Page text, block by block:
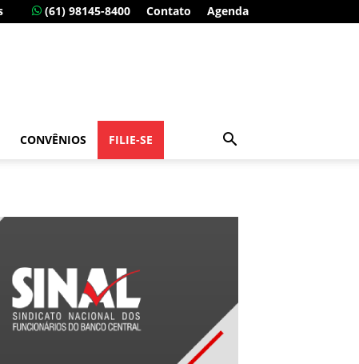
(61) 98145-8400 Contato Agenda
CONVÊNIOS FILIE-SE